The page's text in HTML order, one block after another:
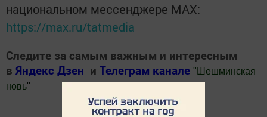
национальном мессенджере MАХ:
https://max.ru/tatmedia
Следите за самым важным и интересным
в Яндекс Дзен и Телеграм канале " Шешминская
новь"
Добавить Шешминскую новь в Яндекс.Новости